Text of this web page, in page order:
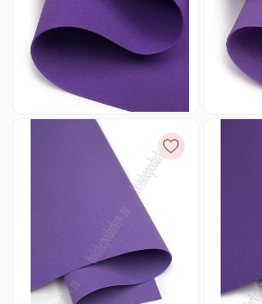
Артикул:
805-238
182 ₽
Оптовая
- +
Артикул:
182 ₽